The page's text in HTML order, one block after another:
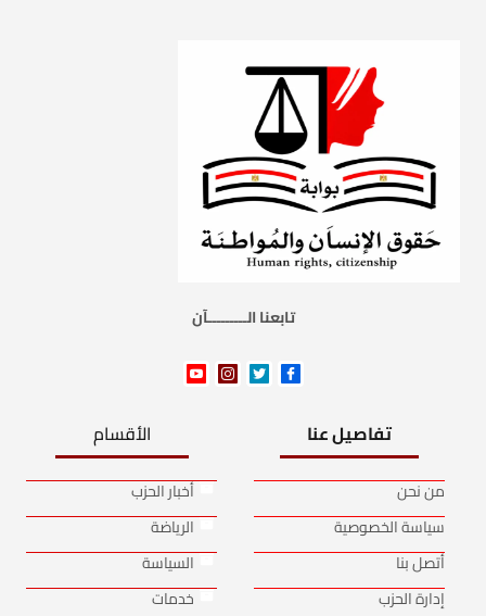
تابعنا الـــــــــآن
تفاصيل عنا
من نحن
سياسة الخصوصية
أتصل بنا
إدارة الحزب
الأقسام
أخبار الحزب
الرياضة
السياسة
خدمات